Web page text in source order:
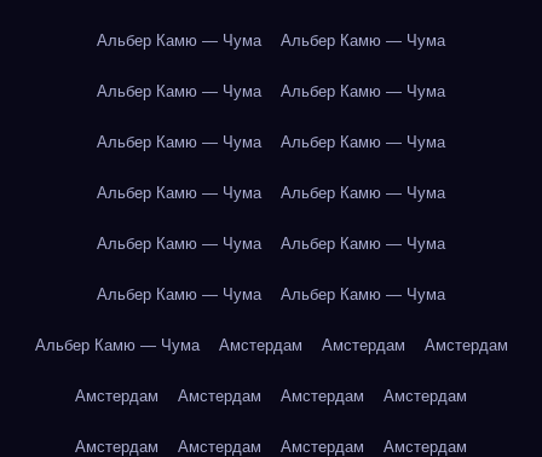
Альбер Камю — Чума Альбер Камю — Чума
Альбер Камю — Чума Альбер Камю — Чума
Альбер Камю — Чума Альбер Камю — Чума
Альбер Камю — Чума Альбер Камю — Чума
Альбер Камю — Чума Альбер Камю — Чума
Альбер Камю — Чума Альбер Камю — Чума
Альбер Камю — Чума Амстердам Амстердам Амстердам
Амстердам Амстердам Амстердам Амстердам
Амстердам Амстердам Амстердам Амстердам